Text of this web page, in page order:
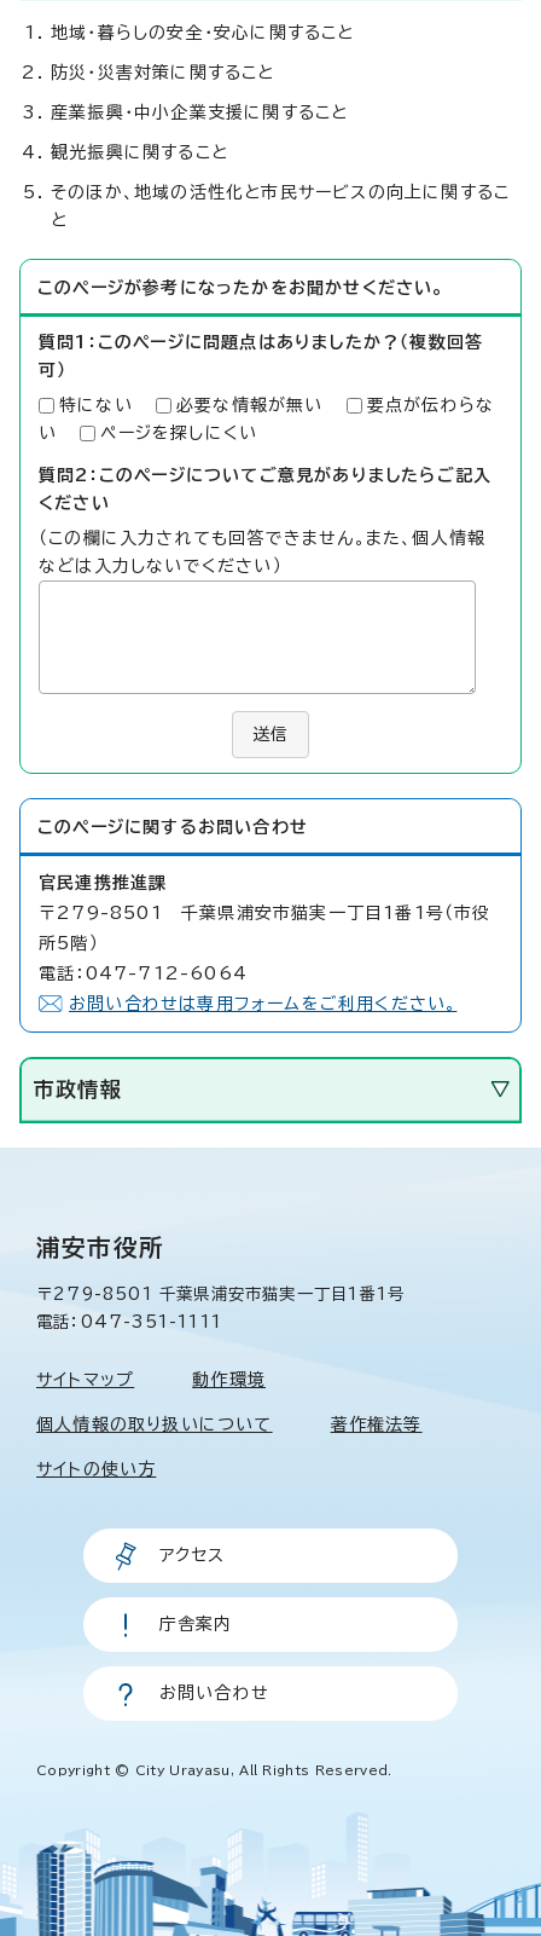
地域・暮らしの安全・安心に関すること
防災・災害対策に関すること
産業振興・中小企業支援に関すること
観光振興に関すること
そのほか、地域の活性化と市民サービスの向上に関するこ
と
このページが参考になったかをお聞かせください。
質問1：このページに問題点はありましたか？（複数回答
可）
特にない 必要な情報が無い
要点が伝わらな
い
ページを探しにくい
質問2：このページについてご意見がありましたらご記入
ください
（この欄に入力されても回答できません。また、個人情報
などは入力しないでください）
送信
このページに関する お問い合わせ
官民連携推進課
〒279-8501 千葉県浦安市猫実一丁目1番1号（市役
所5階）
電話：047-712-6064
お問い合わせは専用フォームをご利用ください。
市政情報
浦安市役所
〒279-8501 千葉県浦安市猫実一丁目1番1号
電話：047-351-1111
サイトマップ 動作環境
個人情報の取り扱いについて 著作権法等
サイトの使い方
アクセス
庁舎案内
お問い合わせ
Copyright © City Urayasu, All Rights Reserved.